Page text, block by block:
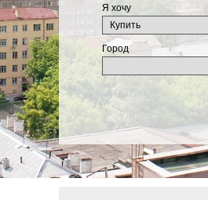
Я хочу
Город